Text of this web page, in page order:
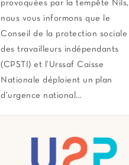
provoquées par la tempête Nils,
nous vous informons que le
Conseil de la protection sociale
des travailleurs indépendants
(CPSTI) et l’Urssaf Caisse
Nationale déploient un plan
d’urgence national…